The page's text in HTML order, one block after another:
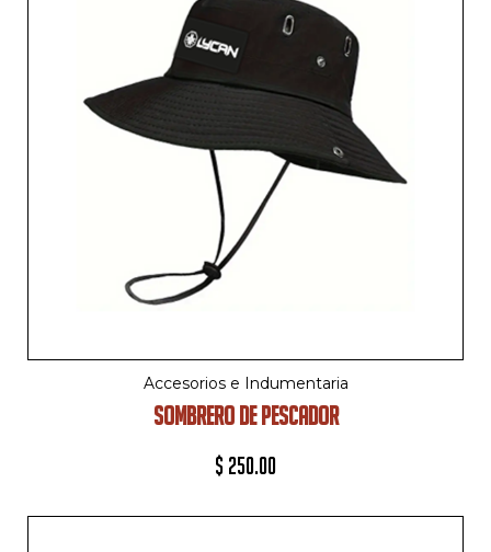
Accesorios e Indumentaria
SOMBRERO DE PESCADOR
$ 250.00